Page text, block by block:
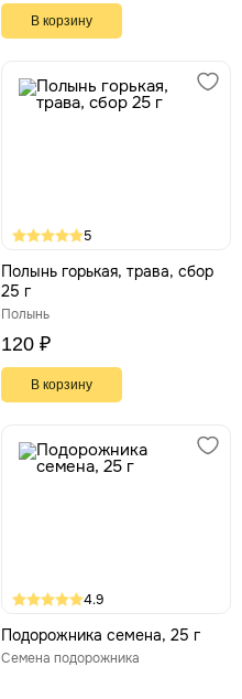
В корзину
5
Полынь горькая, трава, сбор
25 г
Полынь
120 ₽
В корзину
4.9
Подорожника семена, 25 г
Семена подорожника